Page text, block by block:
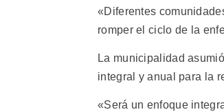
«Diferentes
romper el ciclo de la
La municipalidad
integral y anual para la
«Será un enfoque